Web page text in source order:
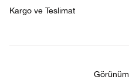
Kargo ve Teslimat